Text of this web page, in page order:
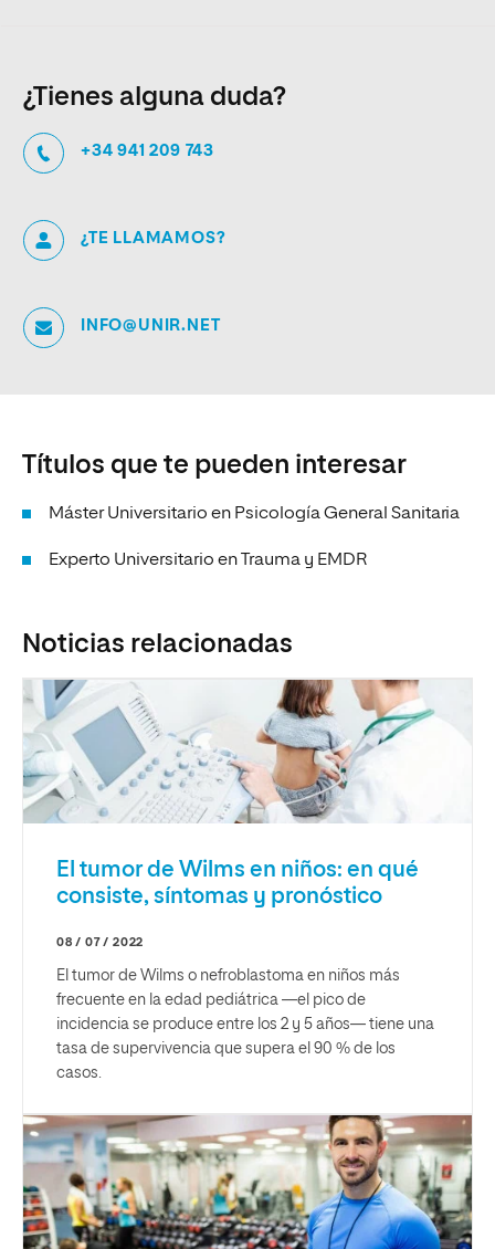
¿Tienes alguna duda?
+34 941 209 743
¿TE LLAMAMOS?
INFO@UNIR.NET
Títulos que te pueden interesar
Máster Universitario en Psicología General Sanitaria
Experto Universitario en Trauma y EMDR
Noticias relacionadas
El tumor de Wilms en niños: en qué
consiste, síntomas y pronóstico
08 / 07 / 2022
El tumor de Wilms o nefroblastoma en niños más
frecuente en la edad pediátrica —el pico de
incidencia se produce entre los 2 y 5 años— tiene una
tasa de supervivencia que supera el 90 % de los
casos.